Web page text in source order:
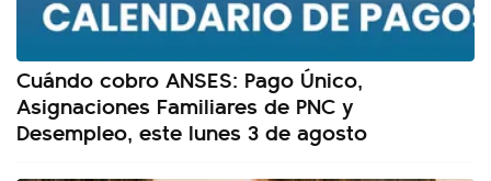
Cuándo cobro ANSES: Pago Único,
Asignaciones Familiares de PNC y
Desempleo, este lunes 3 de agosto